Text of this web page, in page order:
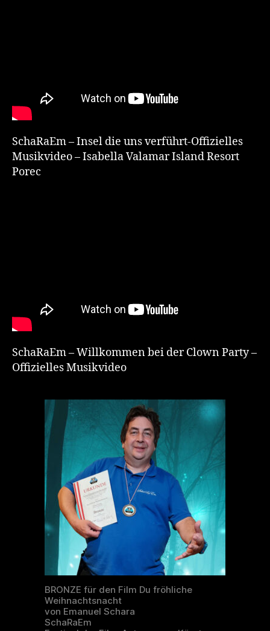
SchaRaEm – Insel die uns verführt-Offizielles
Musikvideo – Isabella Valamar Island Resort
Porec
SchaRaEm – Willkommen bei der Clown Party –
Offizielles Musikvideo
BRONZE für den Film Du fröhliche
Weihnachtsnacht
von Emanuel Schara
SchaRaEm